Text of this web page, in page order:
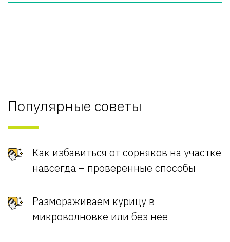
Популярные советы
Как избавиться от сорняков на участке
навсегда – проверенные способы
Размораживаем курицу в
микроволновке или без нее